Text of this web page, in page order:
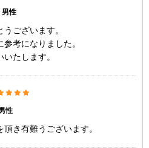
男性
ございます。
考になりました。
たします。
性
き有難うございます。